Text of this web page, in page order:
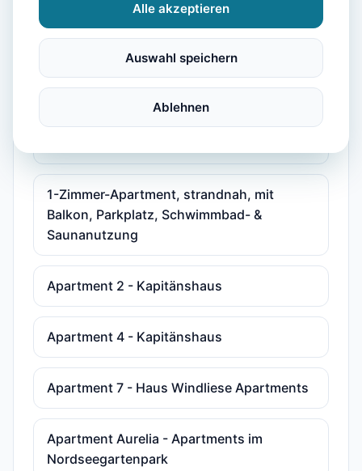
1-Zimmer Apartment nahe der Nordsee mit
Balkon inkl. Schwimmbad- &
Saunanutzung
1-Zimmer Apartment nahe Nordsee mit
Terrasse inkl. Schwimmbad- &
1-Zimmer-Apartment, strandnah, mit
Balkon, Parkplatz, Schwimmbad- &
Saunanutzung
Apartment 2 - Kapitänshaus
Apartment 4 - Kapitänshaus
Apartment 7 - Haus Windliese Apartments
Apartment Aurelia - Apartments im
Nordseegartenpark
Alle akzeptieren
Auswahl speichern
Ablehnen